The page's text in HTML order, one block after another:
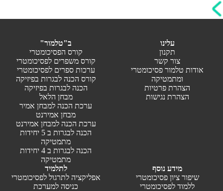
עלינו
תקנון
צור קשר
אודות טלמור פסיכומטרי
ומתמטיקה
הצהרת פרטיות
הצהרת נגישות
ב"טלמור"
קורס הפסיכומטרי
קורס משפרים לפסיכומטרי
ערכות ספרים לפסיכומטרי
קורס הכנה לבגרות בפיזיקה
הכנה לבגרות בפיזיקה
מבחן הלאל
ערכת הכנה למבחן אמיר
מבחן אמירנט
ערכת הכנה למבחן אמירנט
הכנה לבגרות ב 5 יחידות
מתמטיקה
הכנה לבגרות ב 4 יחידות
מתמטיקה
מידע נוסף
שיפור ציון פסיכומטרי
ללמוד לפסיכומטרי
לתלמיד
אפליקציה לתרגול לפסיכומטרי
כניסה למערכת